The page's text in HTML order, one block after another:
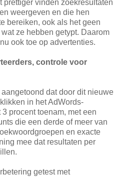
prettiger vinden zoekresultaten
weergeven en die hen
bereiken, ook als het geen
ze hebben getypt. Daarom
ook toe op advertenties.
controle voor
dat door dit nieuwe
in het AdWords-
procent toenam, met een
die een derde of meer van
en exacte
mee dat resultaten per
getest met